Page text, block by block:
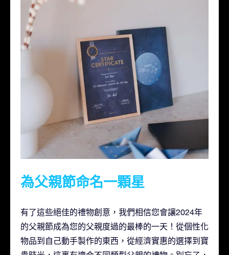
為父親節命名一顆星
有了這些絕佳的禮物創意，我們相信您會讓2024年
的父親節成為您的父親度過的最棒的一天！從個性化
物品到自己動手製作的東西，從經濟實惠的選擇到寶